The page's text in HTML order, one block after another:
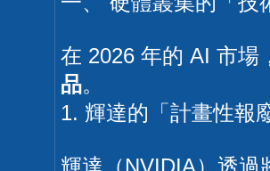
在 2026 年的 AI 市場
品。
1. 輝達的「計畫性報
輝達（NVIDIA）透